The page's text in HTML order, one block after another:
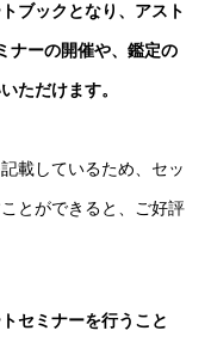
ブックとなり、アスト
ナーの開催や、鑑定の
ただけます。
載しているため、セッ
とができると、ご好評
セミナーを行うこと